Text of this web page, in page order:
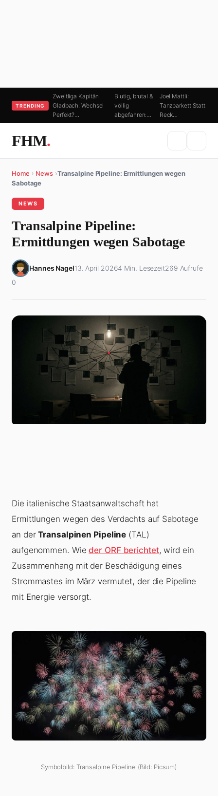
TRENDING
Zweitliga Kapitän
Gladbach: Wechsel
Perfekt?…
Blutig, brutal &
völlig
abgefahren:…
Joel Mattli:
Tanzparkett Statt
Reck…
FHM.
Home › News ›Transalpine Pipeline: Ermittlungen wegen
Sabotage
NEWS
Transalpine Pipeline:
Ermittlungen wegen Sabotage
Hannes Nagel13. April 20264 Min. Lesezeit269 Aufrufe
0
Die italienische Staatsanwaltschaft hat
Ermittlungen wegen des Verdachts auf Sabotage
an derTransalpinen Pipeline (TAL)
aufgenommen. Wieder ORF berichtet, wird ein
Zusammenhang mit der Beschädigung eines
Strommastes im März vermutet, der die Pipeline
mit Energie versorgt.
Symbolbild: Transalpine Pipeline (Bild: Picsum)